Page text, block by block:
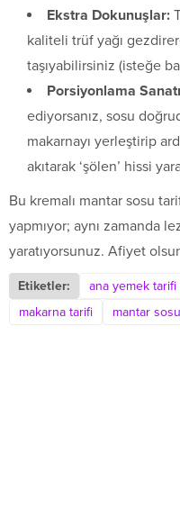
Ekstra Dokunuşlar:
kaliteli trüf yağı
taşıyabilirsiniz (isteğe
Porsiyonlama
ediyorsanız, sosu
makarnayı yerleştirip
akıtarak ‘şölen’ hissi
Bu kremalı mantar sosu
yapmıyor; aynı zamanda
yaratıyorsunuz. Afiyet
Etiketler: ana yemek tarifi
makarna tarifi
mantar sosu